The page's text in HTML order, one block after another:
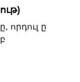
որդուլ ը